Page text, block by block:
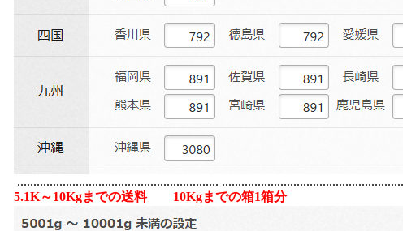
.............................................................. ........................................................
5.1K～10Kgまでの送料 10Kgまでの箱1箱分